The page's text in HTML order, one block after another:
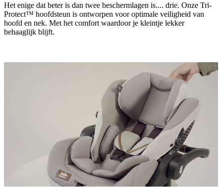
Het enige dat beter is dan twee beschermlagen is.... drie. Onze Tri-
Protect™ hoofdsteun is ontworpen voor optimale veiligheid van
hoofd en nek. Met het comfort waardoor je kleintje lekker
behaaglijk blijft.